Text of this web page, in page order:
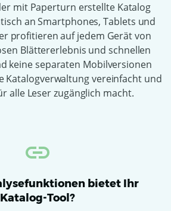
mit Paperturn erstellte Katalog
an Smartphones, Tablets und
profitieren auf jedem Gerät von
Blättererlebnis und schnellen
keine separaten Mobilversionen
Katalogverwaltung vereinfacht und
alle Leser zugänglich macht.
bietet Ihr
Katalog-Tool?